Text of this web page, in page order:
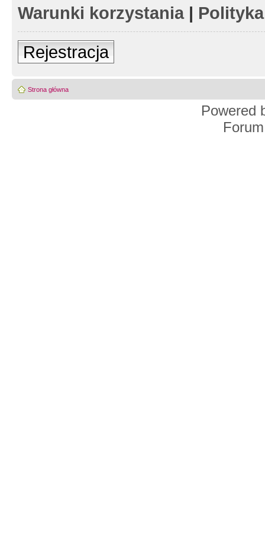
Warunki korzystania|
Rejestracja
Strona główna
Powered